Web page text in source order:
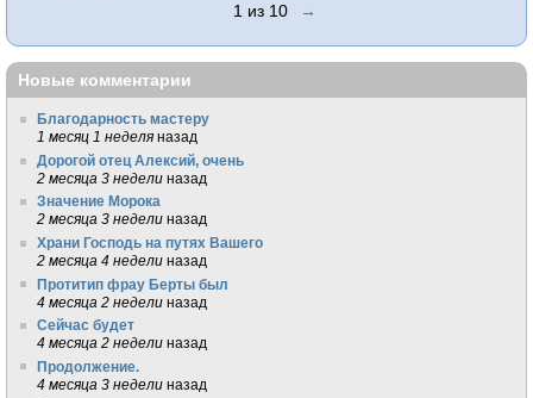
1 из 10 →
Новые комментарии
Благодарность мастеру
1 месяц 1 неделя назад
Дорогой отец Алексий, очень
2 месяца 3 недели назад
Значение Морока
2 месяца 3 недели назад
Храни Господь на путях Вашего
2 месяца 4 недели назад
Протитип фрау Берты был
4 месяца 2 недели назад
Сейчас будет
4 месяца 2 недели назад
Продолжение.
4 месяца 3 недели назад